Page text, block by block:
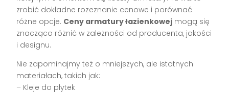
zrobić dokładne rozeznanie cenowe i porównać
różne opcje. Ceny armatury łazienkowej mogą się
znacząco różnić w zależności od producenta, jakości
i designu.
Nie zapominajmy też o mniejszych, ale istotnych
materiałach, takich jak:
– Kleje do płytek